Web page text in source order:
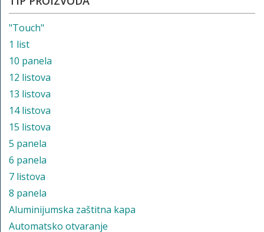
"Touch"
1 list
10 panela
12 listova
13 listova
14 listova
15 listova
5 panela
6 panela
7 listova
8 panela
Aluminijumska zaštitna kapa
Automatsko otvaranje